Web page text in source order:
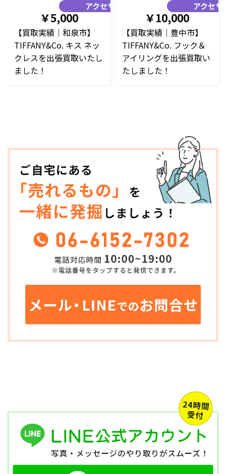
アクセサリー
￥5,000
【買取実績｜和泉市】
TIFFANY&Co. キス ネッ
クレスを出張買取いたし
ました！
アクセサ
￥10,000
【買取実績｜豊中市】
TIFFANY&Co. フック＆
アイリングを出張買取い
たしました！